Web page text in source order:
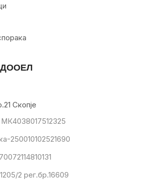
Скопје
250010102521690
2 рег.бр.16609